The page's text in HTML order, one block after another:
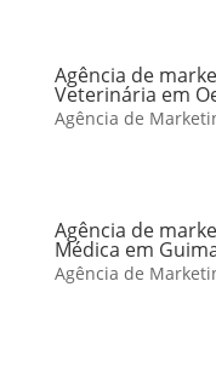
Agência de
Veterinária em
Agência de
Agência de
Médica em
Agência de